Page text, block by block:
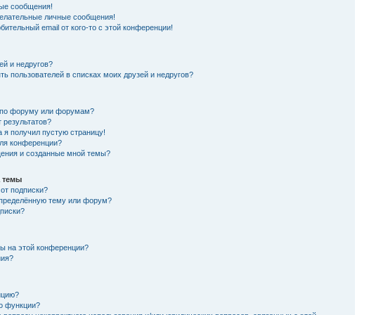
сообщения!
личные сообщения!
email от кого-то с этой конференции!
и недругов?
пользователей в списках моих друзей и недругов?
по форуму или форумам?
я получил пустую страницу!
конференции?
и созданные мной темы?
темы
подписки?
тему или форум?
на этой конференции?
функции?